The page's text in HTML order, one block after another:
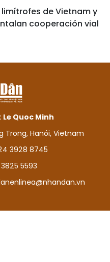
limítrofes de Vietnam y
cooperación vial
Le Quoc Minh
Trong, Hanói, Vietnam
3928 8745
5593